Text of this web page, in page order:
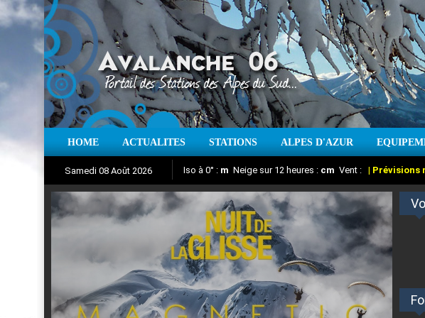
HOME ACTUALITES STATIONS ALPES D'AZUR
Samedi 08 Août 2026
Aujourd'hui : T° Min : T° Max :°C Prévisions météo
Iso à 0° : m Neige sur 12 heures : cm Vent : | Prévisions
Suivez en direct l'actualité des stations des Alpes-
Nuit de la Glisse 2018